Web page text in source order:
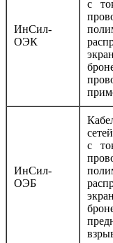
ИнСил-
ОЭК
с
ИнСил-
ОЭБ
с